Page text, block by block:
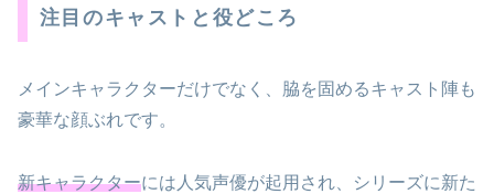
注目のキャストと役どころ
メインキャラクターだけでなく、脇を固めるキャスト陣も
豪華な顔ぶれです。
新キャラクターには人気声優が起用され、シリーズに新た